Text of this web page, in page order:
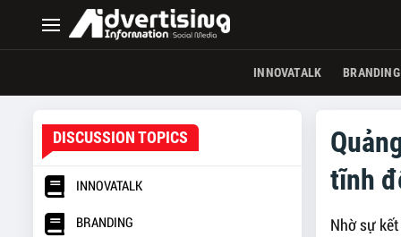
INNOVATALK BRANDING
tĩnh
Nhờ sự
DISCUSSION TOPICS
INNOVATALK
BRANDING